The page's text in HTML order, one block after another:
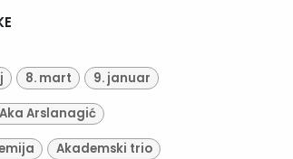
8. mart 9. januar
Arslanagić
Akademski trio